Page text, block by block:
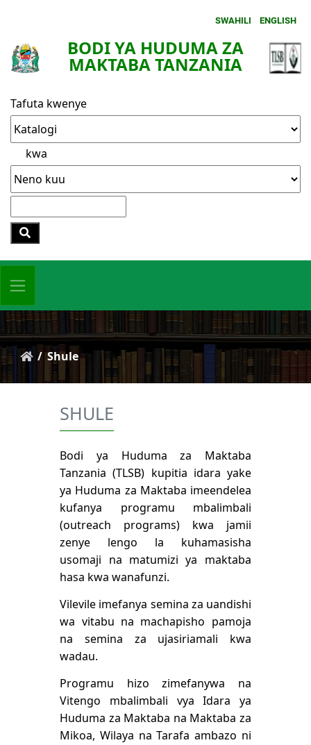
ENGLISH
SWAHILI
BODI YA HUDUMA ZA
MAKTABA TANZANIA
Tafuta kwenye
kwa
Shule
SHULE
Bodi ya Huduma za Maktaba
Tanzania (TLSB) kupitia idara yake
ya Huduma za Maktaba imeendelea
kufanya programu mbalimbali
(outreach programs) kwa jamii
zenye lengo la kuhamasisha
usomaji na matumizi ya maktaba
hasa kwa wanafunzi.
Vilevile imefanya semina za uandishi
wa vitabu na machapisho pamoja
na semina za ujasiriamali kwa
wadau.
Programu hizo zimefanywa na
Vitengo mbalimbali vya Idara ya
Huduma za Maktaba na Maktaba za
Mikoa, Wilaya na Tarafa ambazo ni